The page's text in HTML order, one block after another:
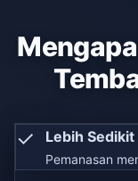
✓ Lebih
Pemanasan